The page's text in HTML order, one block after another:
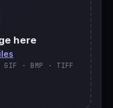
here
GIF · BMP · TIFF